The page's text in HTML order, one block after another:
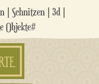
Schnitzen | 3d |
Objekte#